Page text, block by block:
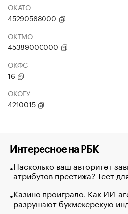
ОКАТО
45290568000
ОКТМО
45389000000
ОКФС
16
ОКОГУ
4210015
Интересное на РБК
Насколько ваш авторитет
атрибутов престижа? Тест
Казино проиграло. Как ИИ-
разрушают букмекерскую